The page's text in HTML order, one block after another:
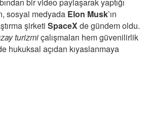
bir video paylaşarak yaptığı
sosyal medyada Elon Musk’ın
şirketi SpaceXde gündem oldu.
turizmiçalışmaları hem güvenilirlik
hukuksal açıdan kıyaslanmaya